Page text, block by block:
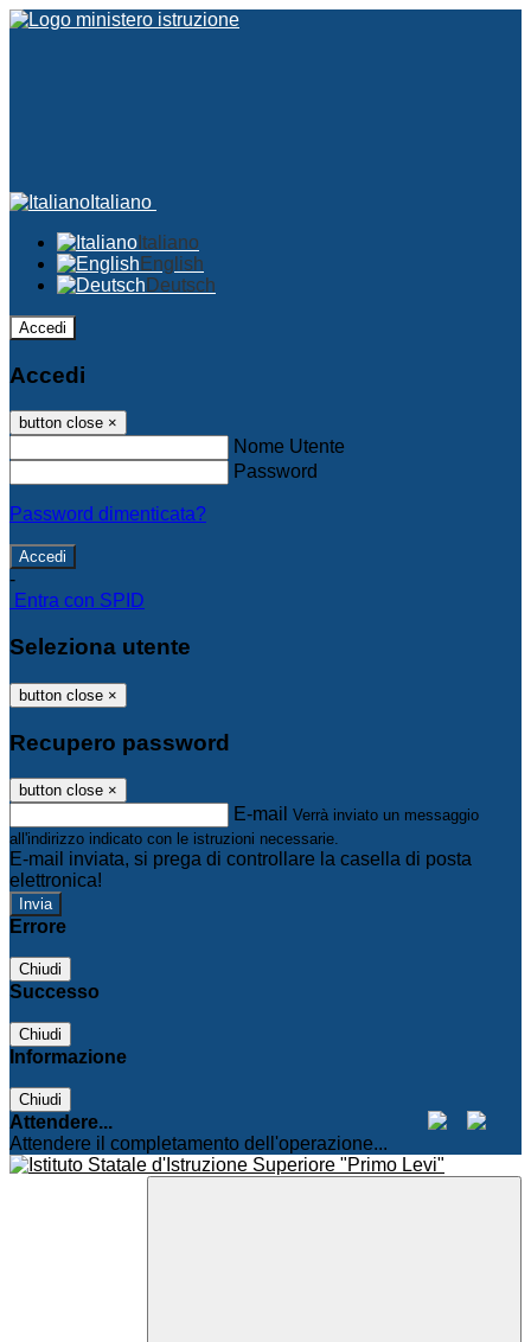
Italiano
Italiano
English
Deutsch
Accedi
Accedi
button close ×
Nome Utente
Password
Password dimenticata?
-
Entra con SPID
Seleziona utente
button close ×
Recupero password
button close ×
E-mail Verrà inviato un messaggio
all'indirizzo indicato con le istruzioni necessarie.
E-mail inviata, si prega di controllare la casella di posta
elettronica!
Errore
Chiudi
Successo
Chiudi
Informazione
Chiudi
Attendere...
Attendere il completamento dell'operazione...